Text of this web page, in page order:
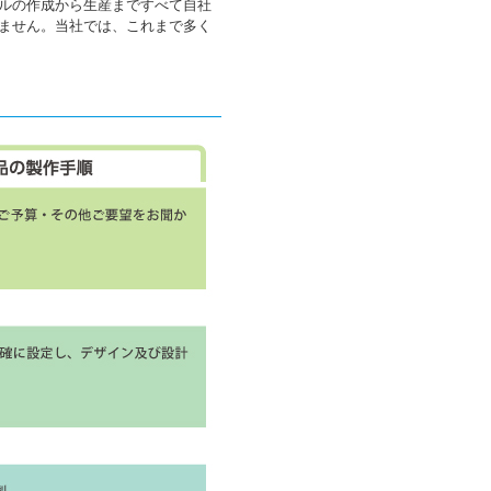
の作成から生産まですべて自社
せん。当社では、これまで多く